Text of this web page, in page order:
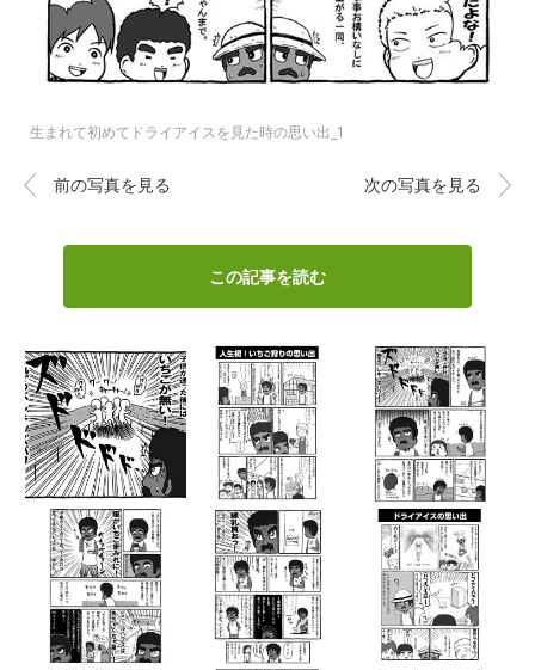
生まれて初めてドライアイスを見た時の思い出_1
前の写真を見る 次の写真を見る
この記事を読む